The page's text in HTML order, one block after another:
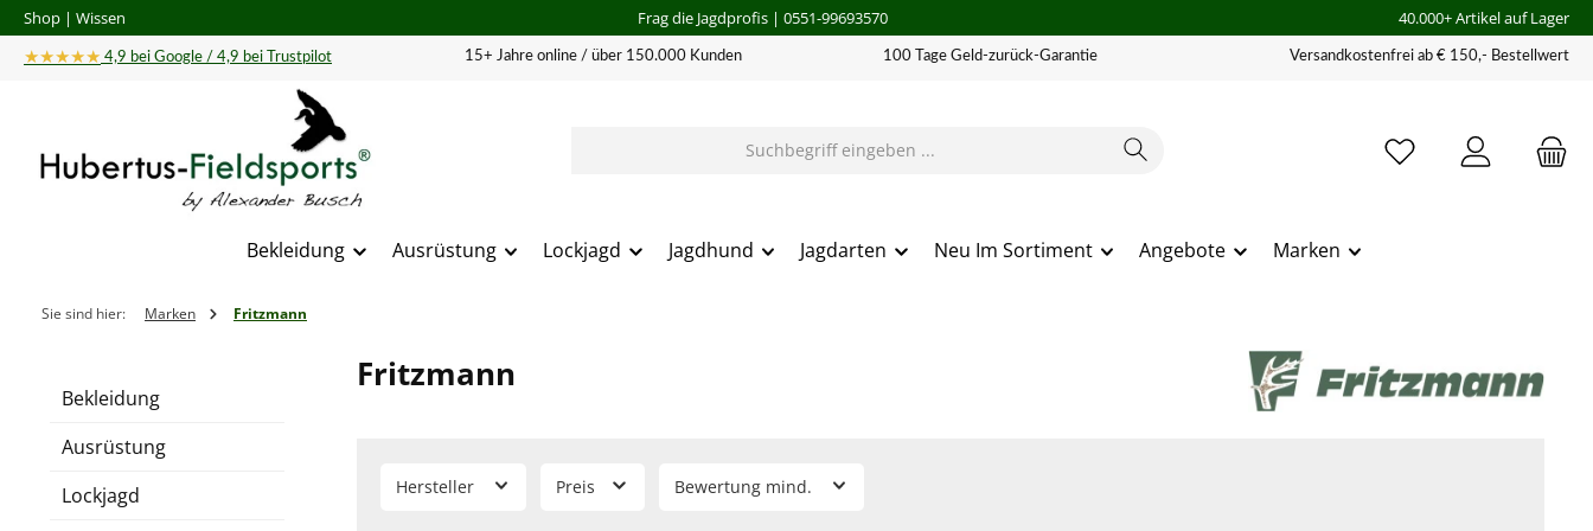
Hauptinhalt springen
Zur Suche springen
Zur Hauptnavigation springen
Shop | Wissen Frag die Jagdprofis| 0551-99693570 40.000+ Artikel auf Lager
★★★★★ 4,9 bei Google / 4,9 bei Trustpilot 15+ Jahre online / über 150.000 Kunden 100 Tage Geld-zurück-Garantie Versandkostenfrei ab € 150,- Bestellwert
Bekleidung Ausrüstung Lockjagd Jagdhund Jagdarten Neu Im Sortiment Angebote Marken
Sie sind hier: Marken Fritzmann
Bekleidung
Ausrüstung
Lockjagd
Fritzmann
Hersteller Preis Bewertung mind.